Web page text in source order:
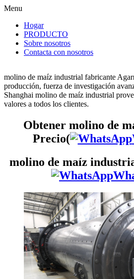
Menu
Hogar
PRODUCTO
Sobre nosotros
Contacta con nosotros
molino de maíz industrial fabricante
producción, fuerza de investigación
Shanghai molino de maíz industrial
valores a todos los clientes.
Obtener molino de
Precio(
molino de maíz